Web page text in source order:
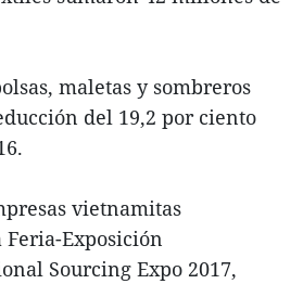
maletas y sombreros
del 19,2 por ciento
vietnamitas
Exposición
Sourcing Expo 2017,